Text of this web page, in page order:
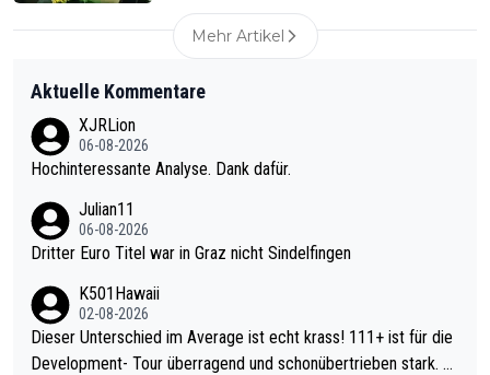
Mehr Artikel
Aktuelle Kommentare
XJRLion
06-08-2026
Hochinteressante Analyse. Dank dafür.
Julian11
06-08-2026
Dritter Euro Titel war in Graz nicht Sindelfingen
K501Hawaii
02-08-2026
Dieser Unterschied im Average ist echt krass! 111+ ist für die
Development- Tour überragend und schonübertrieben stark. U